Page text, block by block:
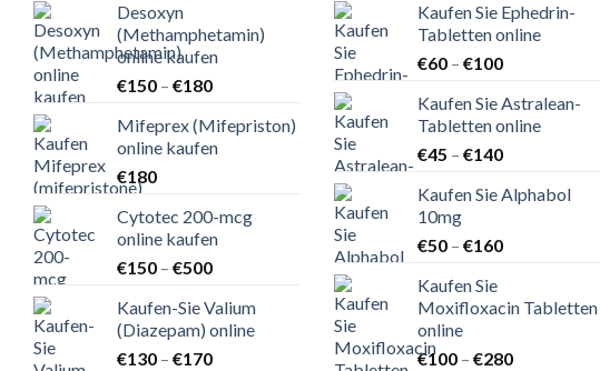
Desoxyn
(Methamphetamin)
online kaufen
€150 – €180Preisspanne:
bis
€180
Mifeprex (Mifepriston)
online kaufen
€180
Cytotec 200-mcg
online kaufen
€150 – €500Preisspanne:
bis
€500
Kaufen-Sie Valium
(Diazepam) online
€130 – €170Preisspanne:
Kaufen Sie Ephedrin-
Tabletten online
€60 – €100Preisspanne:
bis
€100
Kaufen Sie Astralean-
Tabletten online
€45 – €140Preisspanne:
bis
Kaufen Sie Alphabol
10mg
€50 – €160Preisspanne:
€160
Kaufen Sie
Moxifloxacin Tabletten
online
€100 – €280Preisspanne: